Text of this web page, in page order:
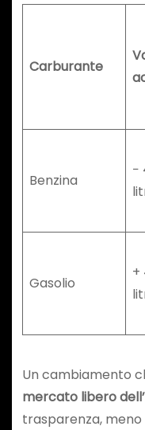
Carburante
Benzina
−
Gasolio
+
Un cambiamento
mercato libero
trasparenza,